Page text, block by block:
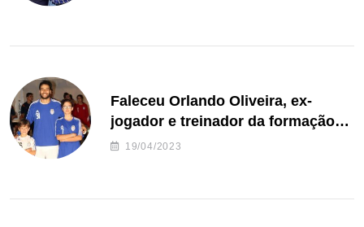
Faleceu Orlando Oliveira, ex-
jogador e treinador da formação
de andebol do Feirense
19/04/2023